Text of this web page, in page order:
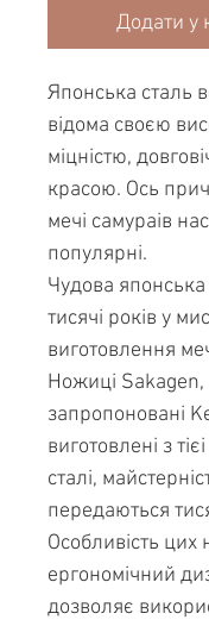
Додати у
Японська сталь
відома своєю
міцністю,
красою. Ось
мечі самураів
популярні.
Чудова японська
тисячі років у
виготовлення
Ножиці Sakagen,
запропоновані
виготовлені з
сталі,
передаються
Особливість
ергономічний
дозволяє